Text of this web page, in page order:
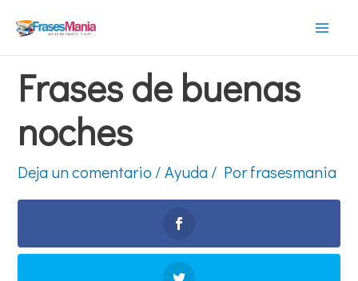
contenido
Frases de buenas
noches
Deja un comentario /Ayuda / Porfrasesmania